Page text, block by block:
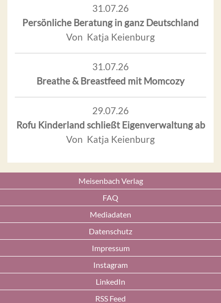
31.07.26
Persönliche Beratung in ganz Deutschland
Von Katja Keienburg
31.07.26
Breathe & Breastfeed mit Momcozy
29.07.26
Rofu Kinderland schließt Eigenverwaltung ab
Von Katja Keienburg
Meisenbach Verlag
FAQ
Mediadaten
Datenschutz
Impressum
Instagram
LinkedIn
RSS Feed